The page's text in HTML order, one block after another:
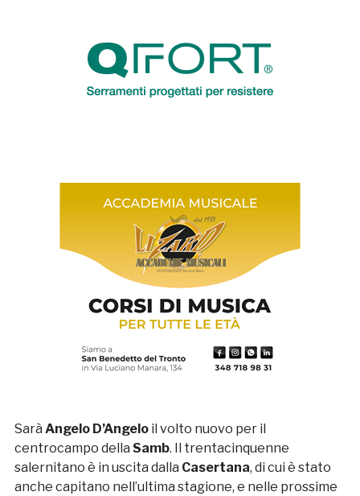
Sarà Angelo D’Angeloil volto nuovo per il
centrocampo della Samb. Il trentacinquenne
salernitano è in uscita dalla Casertana, di cui è stato
anche capitano nell’ultima stagione, e nelle prossime